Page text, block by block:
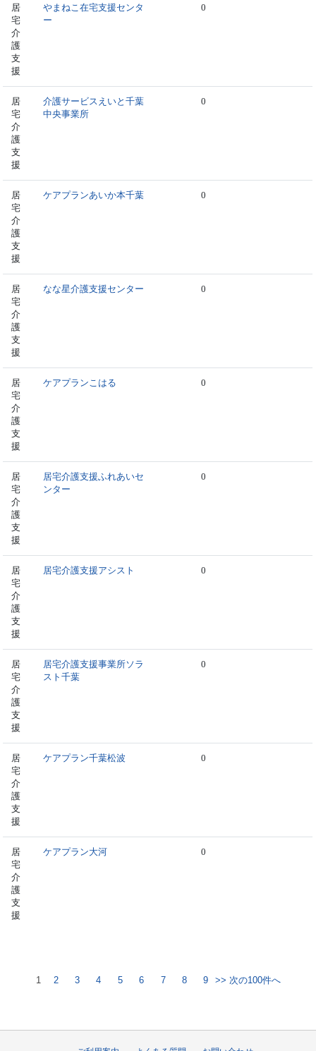
居
宅
介
護
支
援
やまねこ在宅支援センタ
ー
0
居
宅
介
護
支
援
介護サービスえいと千葉
中央事業所
0
居
宅
介
護
支
援
ケアプランあいか本千葉 0
居
宅
介
護
支
援
なな星介護支援センター 0
居
宅
介
護
支
援
ケアプランこはる 0
居
宅
介
護
支
援
居宅介護支援ふれあいセ
ンター
0
居
宅
介
護
支
援
居宅介護支援アシスト 0
居
宅
介
護
支
援
居宅介護支援事業所ソラ
スト千葉
0
居
宅
介
護
支
援
ケアプラン千葉松波 0
居
宅
介
護
支
援
ケアプラン大河 0
1 2 3 4 5 6 7 8 9 >> 次の100件へ